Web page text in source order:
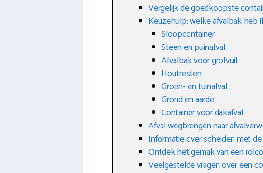
Vergelijk de goedkoopste
Keuzehulp: welke afvalbak heb
Sloopcontainer
Steen en puinafval
Afvalbak voor grofvuil
Houtresten
Groen- en tuinafval
Grond en aarde
Container voor dakafval
Afval wegbrengen naar
Informatie over scheiden met
Ontdek het gemak van een
Veelgestelde vragen over een